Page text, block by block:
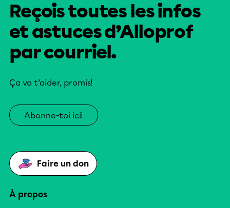
Reçois toutes les infos
et astuces d’Alloprof
par courriel.
Ça va t’aider, promis!
Abonne-toi ici!
Faire un don
À propos